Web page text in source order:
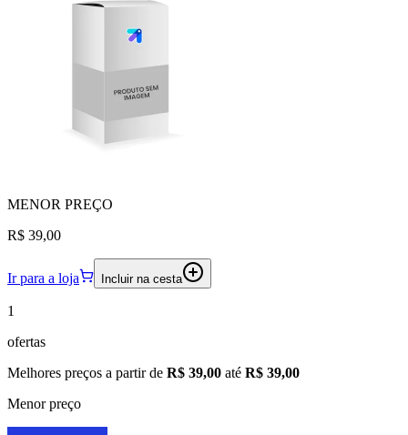
MENOR PREÇO
R$ 39,00
Ir para a loja Incluir na cesta
1
ofertas
Melhores preços a partir de R$ 39,00 até R$ 39,00
Menor preço